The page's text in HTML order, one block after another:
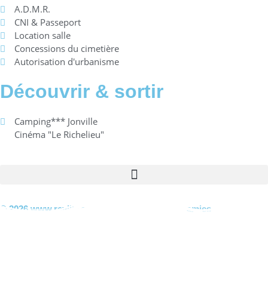
A.D.M.R.
CNI & Passeport
Location salle
Concessions du cimetière
Autorisation d'urbanisme
Découvrir & sortir
Camping*** Jonville
Cinéma "Le Richelieu"
© 2026 www.reville.fr - Une réalisation R Dynamics